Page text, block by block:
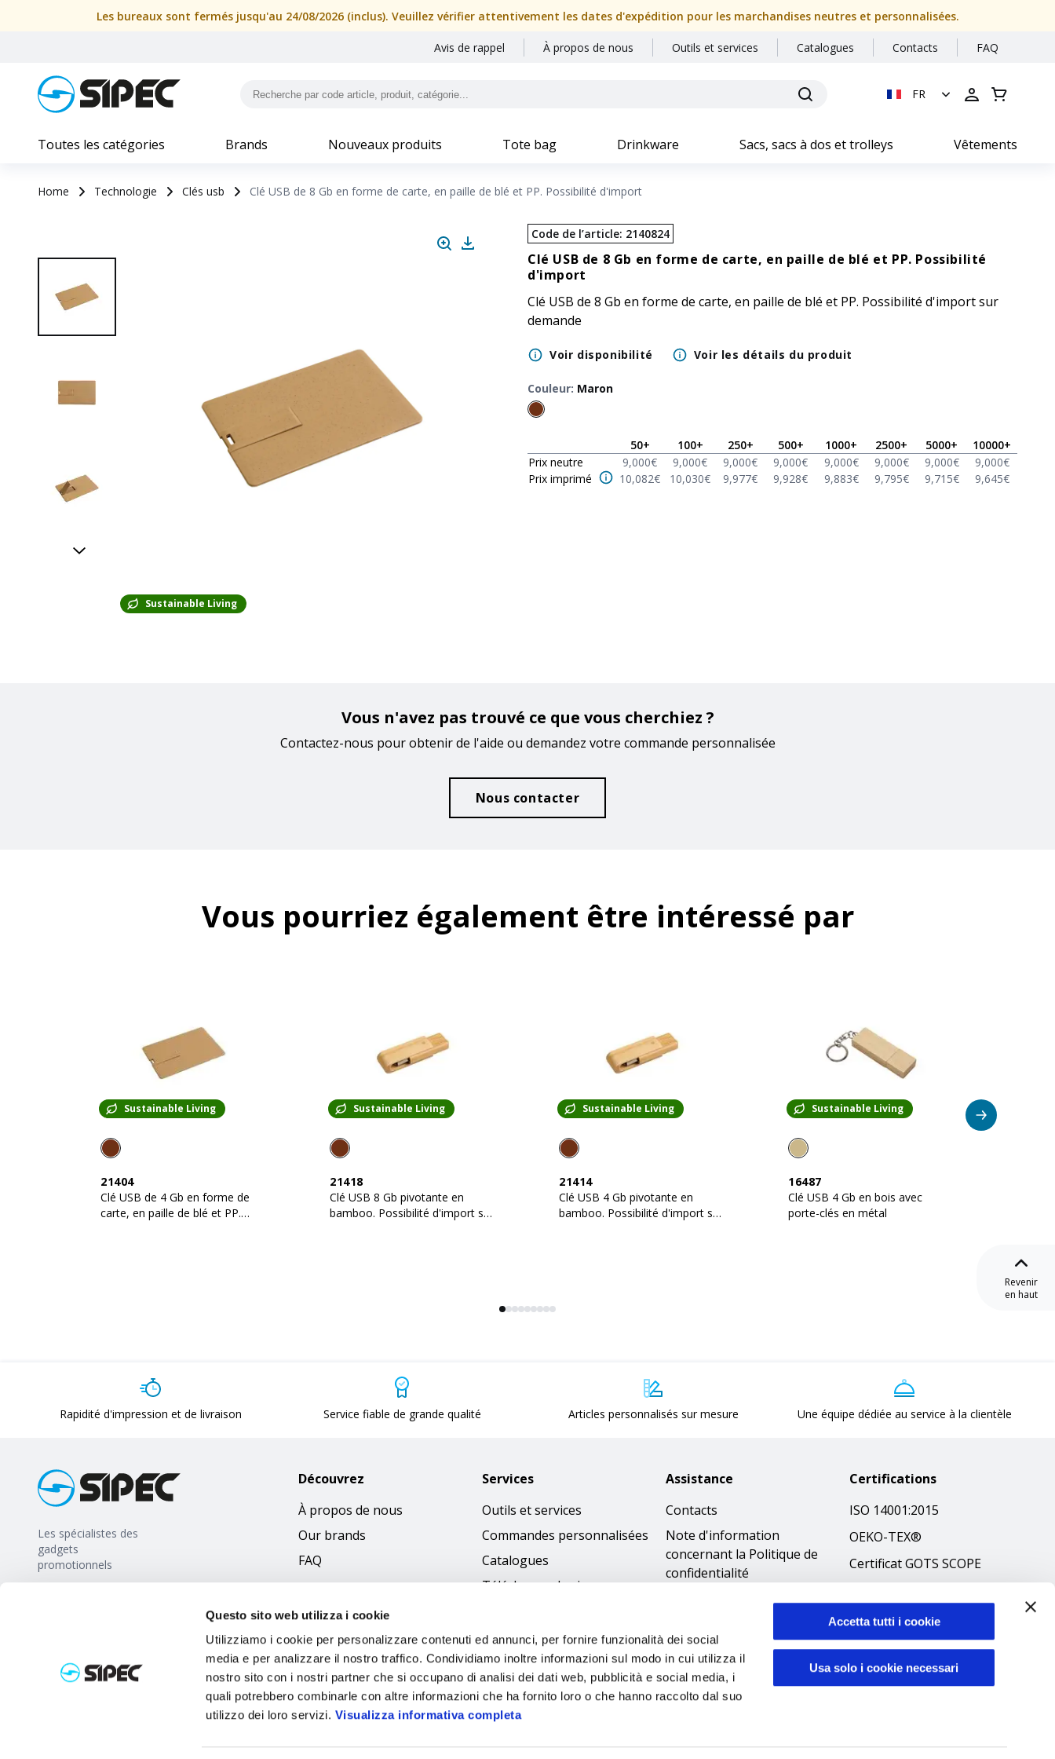
Questo sito web utilizza i cookie
Utilizziamo i cookie per personalizzare contenuti ed annunci, per fornire funzionalità dei social
media e per analizzare il nostro traffico. Condividiamo inoltre informazioni sul modo in cui utilizza il
nostro sito con i nostri partner che si occupano di analisi dei dati web, pubblicità e social media, i
quali potrebbero combinarle con altre informazioni che ha fornito loro o che hanno raccolto dal suo
utilizzo dei loro servizi. Visualizza informativa completa
Accetta tutti i cookie
Usa solo i cookie necessari
Les bureaux sont fermés jusqu'au 24/08/2026 (inclus). Veuillez vérifier attentivement les dates d'expédition pour les marchandises neutres et personnalisées.
Avis de rappel À propos de nous Outils et services Catalogues Contacts FAQ
FR
Toutes les catégories Brands Nouveaux produits Tote bag Drinkware Sacs, sacs à dos et trolleys Vêtements
Home Technologie Clés usb Clé USB de 8 Gb en forme de carte, en paille de blé et PP. Possibilité d'import
Sustainable Living
Code de l’article: 2140824
Clé USB de 8 Gb en forme de carte, en paille de blé et PP. Possibilité
d'import
Clé USB de 8 Gb en forme de carte, en paille de blé et PP. Possibilité d'import sur
demande
Voir disponibilité Voir les détails du produit
Couleur: Maron
50+ 100+ 250+ 500+ 1000+ 2500+ 5000+ 10000+
Prix neutre
9,000€ 9,000€ 9,000€ 9,000€ 9,000€ 9,000€ 9,000€ 9,000€
Prix imprimé
10,082€ 10,030€ 9,977€ 9,928€ 9,883€ 9,795€ 9,715€ 9,645€
Vous n'avez pas trouvé ce que vous cherchiez ?
Contactez-nous pour obtenir de l'aide ou demandez votre commande personnalisée
Nous contacter
Vous pourriez également être intéressé par
Sustainable Living
21404
Clé USB de 4 Gb en forme de
carte, en paille de blé et PP.
Sustainable Living
21418
Clé USB 8 Gb pivotante en
bamboo. Possibilité d'import sur
Sustainable Living
21414
Clé USB 4 Gb pivotante en
bamboo. Possibilité d'import sur
Sustainable Living
16487
Clé USB 4 Gb en bois avec
porte-clés en métal
Revenir
en haut
Rapidité d'impression et de livraison Service fiable de grande qualité Articles personnalisés sur mesure Une équipe dédiée au service à la clientèle
Les spécialistes des
gadgets
promotionnels
Découvrez
À propos de nous
Our brands
FAQ
Services
Outils et services
Commandes personnalisées
Catalogues
Télécharger les images
Assistance
Contacts
Note d'information
concernant la Politique de
confidentialité
cookies
Accessibilità
Code éthique
Certifications
ISO 14001:2015
OEKO-TEX®
Certificat GOTS SCOPE
Politique
environnementale
Sécurité des produits